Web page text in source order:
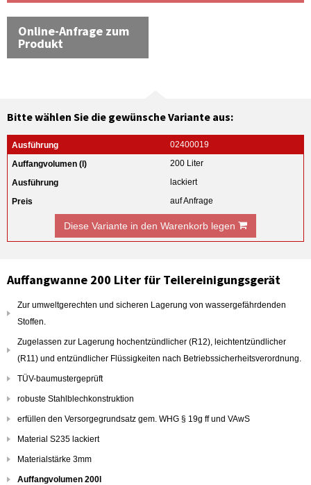
Online-Anfrage zum
Produkt
Bitte wählen Sie die gewünsche Variante aus:
02400019
200 Liter
lackiert
auf Anfrage
Diese Variante in den Warenkorb legen
Auffangwanne 200 Liter für Teilereinigungsgerät
Zur umweltgerechten und sicheren Lagerung von wassergefährdenden
Stoffen.
Zugelassen zur Lagerung hochentzündlicher (R12), leichtentzündlicher
(R11) und entzündlicher Flüssigkeiten nach Betriebssicherheitsverordnung.
TÜV-baumustergeprüft
robuste Stahlblechkonstruktion
erfüllen den Versorgegrundsatz gem. WHG § 19g ff und VAwS
Material S235 lackiert
Materialstärke 3mm
Auffangvolumen 200l